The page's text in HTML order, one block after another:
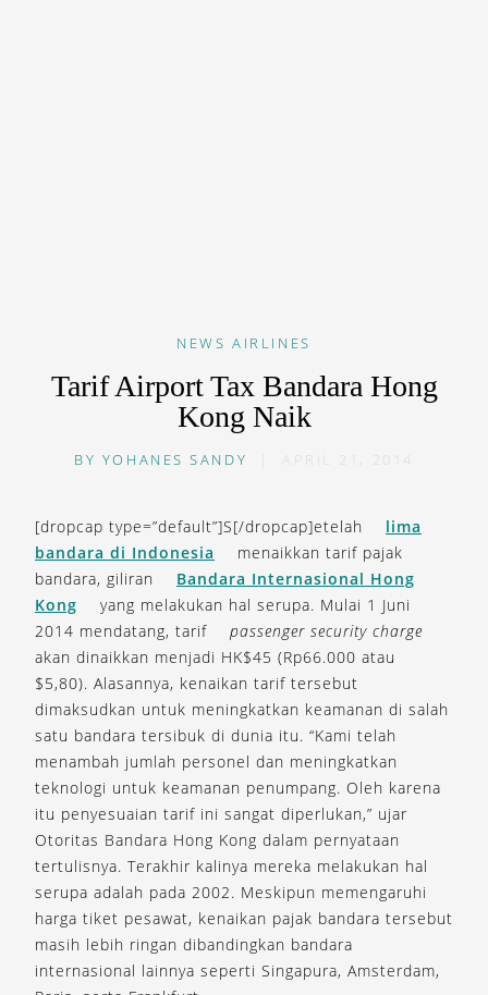
NEWS AIRLINES
Tarif Airport Tax Bandara Hong
Kong Naik
BY YOHANES SANDY APRIL 21, 2014
[dropcap type=”default”]S[/dropcap]etelah
lima
bandara di Indonesia
menaikkan tarif pajak
bandara, giliran
Bandara Internasional Hong
Kong
yang melakukan hal serupa. Mulai 1 Juni
2014 mendatang, tarif
passenger security charge
akan dinaikkan menjadi HK$45 (Rp66.000 atau
$5,80). Alasannya, kenaikan tarif tersebut
dimaksudkan untuk meningkatkan keamanan di salah
satu bandara tersibuk di dunia itu. “Kami telah
menambah jumlah personel dan meningkatkan
teknologi untuk keamanan penumpang. Oleh karena
itu penyesuaian tarif ini sangat diperlukan,” ujar
Otoritas Bandara Hong Kong dalam pernyataan
tertulisnya. Terakhir kalinya mereka melakukan hal
serupa adalah pada 2002. Meskipun memengaruhi
harga tiket pesawat, kenaikan pajak bandara tersebut
masih lebih ringan dibandingkan bandara
internasional lainnya seperti Singapura, Amsterdam,